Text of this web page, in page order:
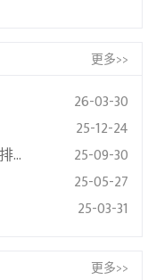
更多>>
26-03-30
25-12-24
关于2025年国庆节、中秋节假期安排的通知
25-09-30
25-05-27
25-03-31
更多>>